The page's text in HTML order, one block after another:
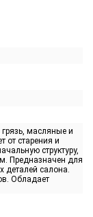
масляные и
от старения и
структуру,
Предназначен для
деталей салона.
Обладает